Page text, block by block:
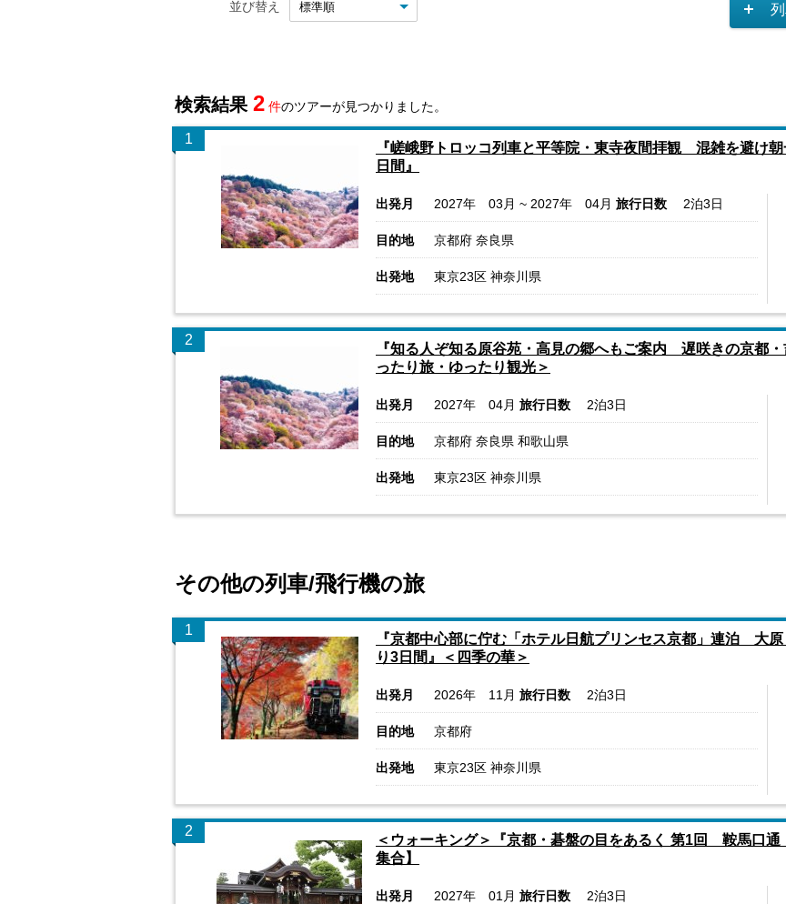
並び替え
検索結果 2 件のツアーが見つかりました。
1
『嵯峨野トロッコ列車と平等院・東寺夜間拝観 混雑を避け
日間』
出発月 2027年 03月 ~ 2027年 04月 旅行日数 2泊3日
目的地 京都府 奈良県
出発地 東京23区 神奈川県
2
『知る人ぞ知る原谷苑・高見の郷へもご案内 遅咲きの京都
ったり旅・ゆったり観光＞
出発月 2027年 04月 旅行日数 2泊3日
目的地 京都府 奈良県 和歌山県
出発地 東京23区 神奈川県
その他の列車/飛行機の旅
1
『京都中心部に佇む「ホテル日航プリンセス京都」連泊 大
り3日間』＜四季の華＞
出発月 2026年 11月 旅行日数 2泊3日
目的地 京都府
出発地 東京23区 神奈川県
2
＜ウォーキング＞『京都・碁盤の目をあるく 第1回 鞍馬口
集合】
出発月 2027年 01月 旅行日数 2泊3日